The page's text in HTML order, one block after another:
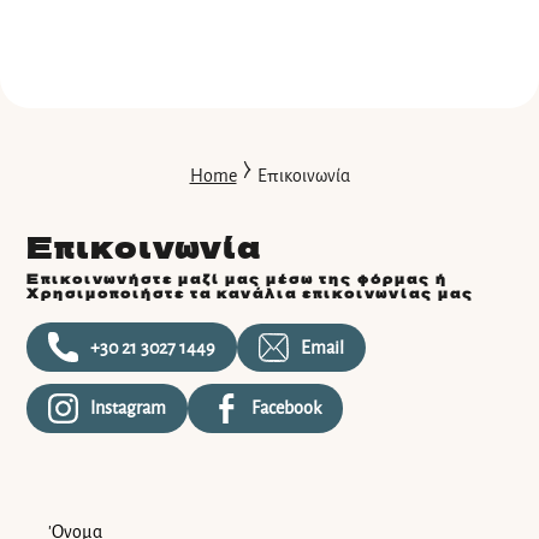
Home ⧽ Επικοινωνία
Επικοινωνία
Επικοινωνήστε μαζί μας μέσω της φόρμας ή
χρησιμοποιήστε τα κανάλια επικοινωνίας μας
+30 21 3027 1449 Email
Instagram Facebook